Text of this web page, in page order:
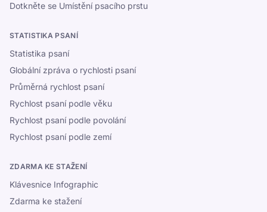
Dotkněte se Umístění psacího prstu
STATISTIKA PSANÍ
Statistika psaní
Globální zpráva o rychlosti psaní
Průměrná rychlost psaní
Rychlost psaní podle věku
Rychlost psaní podle povolání
Rychlost psaní podle zemí
ZDARMA KE STAŽENÍ
Klávesnice Infographic
Zdarma ke stažení